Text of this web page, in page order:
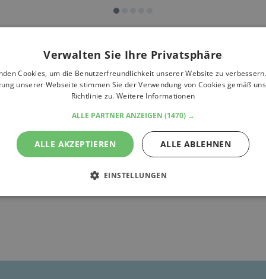
Verwalten Sie Ihre Privatsphäre
Cookies, um die Benutzerfreundlichkeit unserer Website zu
unserer Webseite stimmen Sie der Verwendung von Cookies gemäß
Richtlinie zu.Weitere Informationen
ALLE PARTNER ANZEIGEN (1470) →
ALLE AKZEPTIEREN ALLE ABLEHNEN
EINSTELLUNGEN